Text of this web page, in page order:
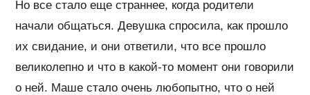
Но все стало еще страннее, когда родители
начали общаться. Девушка спросила, как прошло
их свидание, и они ответили, что все прошло
великолепно и что в какой-то момент они говорили
о ней. Маше стало очень любопытно, что о ней